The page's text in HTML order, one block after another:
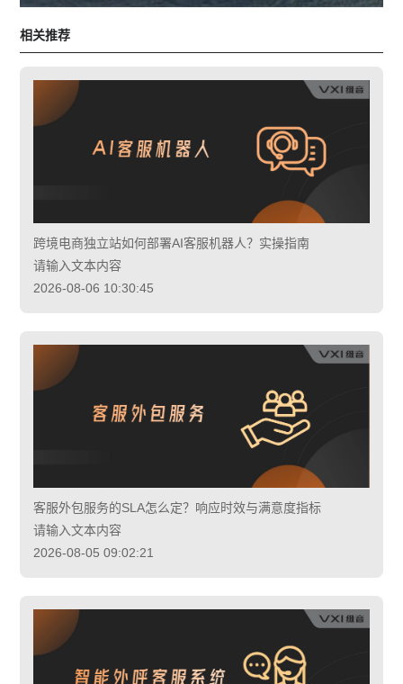
相关推荐
跨境电商独立站如何部署AI客服机器人？实操指南
请输入文本内容
2026-08-06 10:30:45
客服外包服务的SLA怎么定？响应时效与满意度指标
请输入文本内容
2026-08-05 09:02:21